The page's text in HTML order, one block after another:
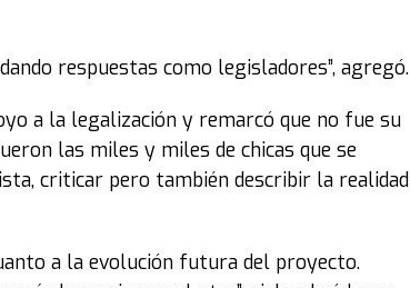
respuestas como legisladores”, agregó.
a la legalización y remarcó que no fue su
las miles y miles de chicas que se
criticar pero también describir la realidad
a la evolución futura del proyecto.